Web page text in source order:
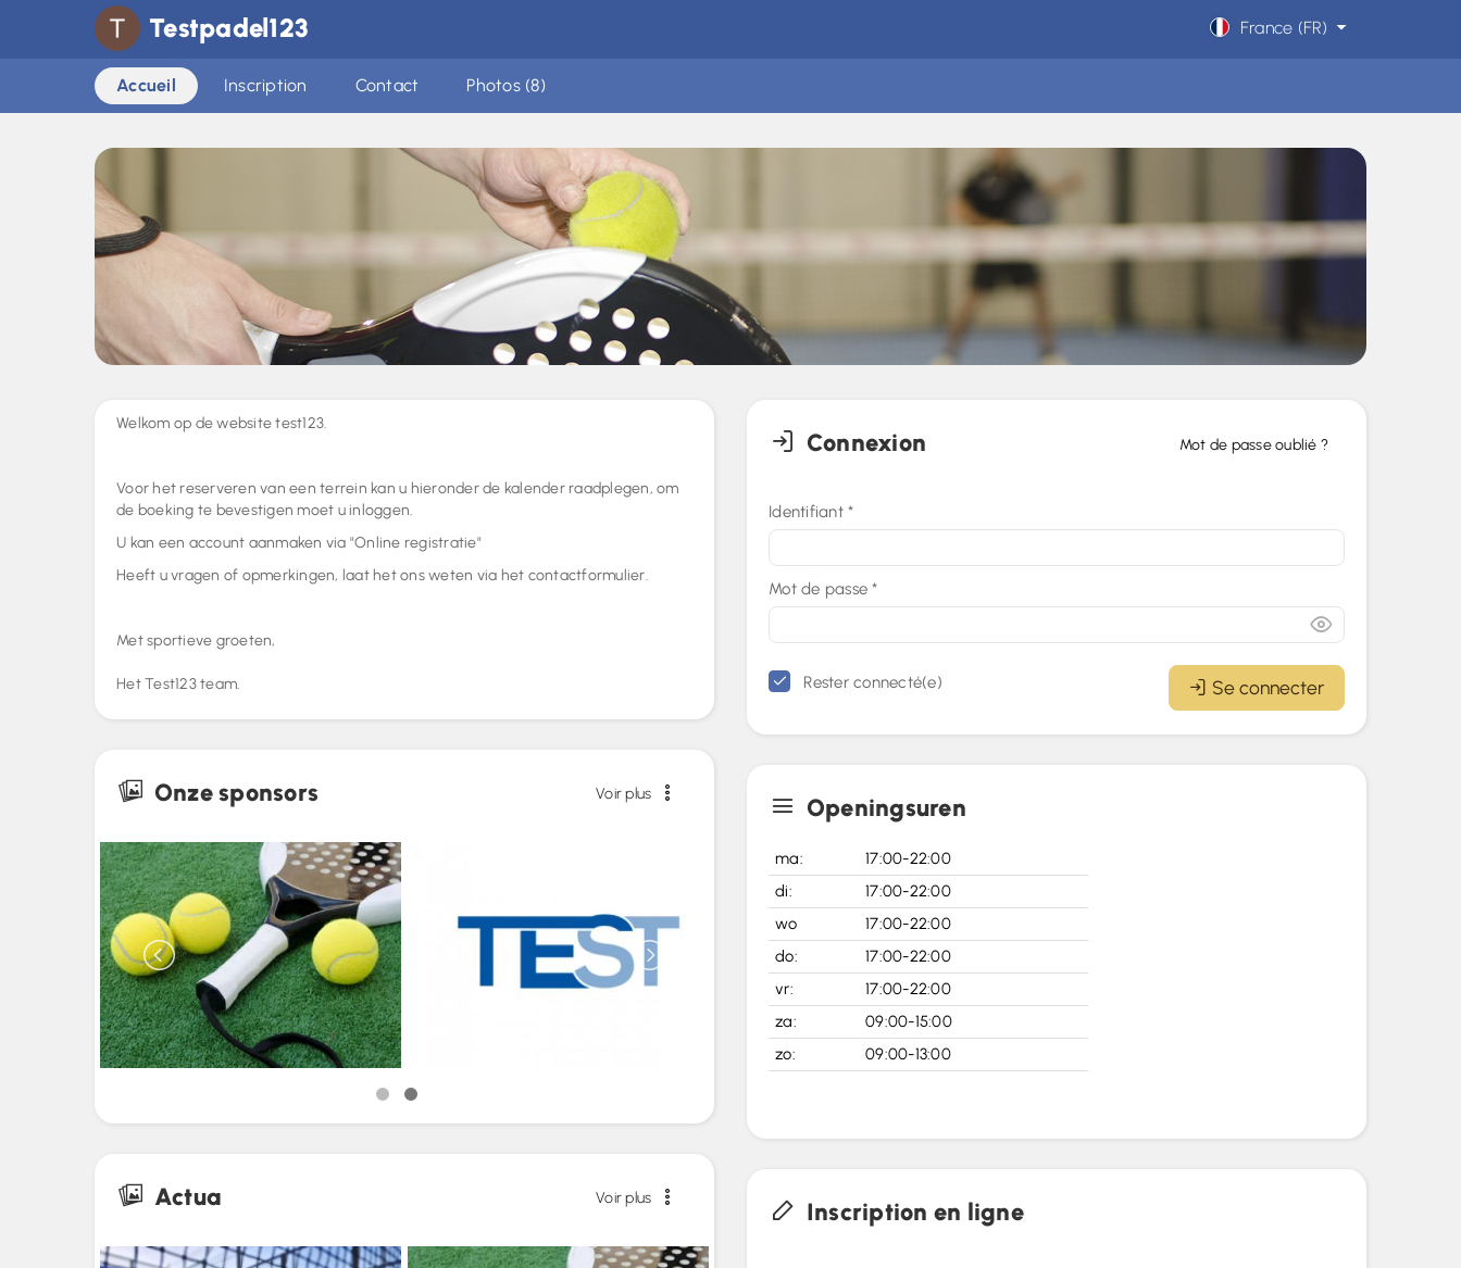
Testpadel123 France (FR)
Accueil Inscription Contact Photos (8)
Welkom op de website test123.
Voor het reserveren van een terrein kan u hieronder de kalender raadplegen, om
de boeking te bevestigen moet u inloggen.
U kan een account aanmaken via "Online registratie"
Heeft u vragen of opmerkingen, laat het ons weten via het contactformulier.
Met sportieve groeten,
Het Test123 team.
Onze sponsors Voir plus
Actua Voir plus
Connexion Mot de passe oublié ?
Identifiant *
Mot de passe*
Rester connecté(e) Se connecter
Openingsuren
ma:
17:00-22:00
di:
17:00-22:00
wo
17:00-22:00
do:
17:00-22:00
vr:
17:00-22:00
za:
09:00-15:00
zo:
09:00-13:00
Inscription en ligne